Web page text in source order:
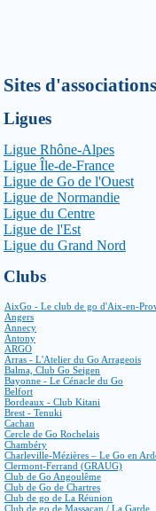
Sites
Ligues
Ligue Rhône-Alpes
Ligue Île-de-France
Ligue de Go de l'Ouest
Ligue de Normandie
Ligue du Centre
Ligue de l'Est
Ligue du Grand Nord
Clubs
AixGo - Le club de go d'Aix-en-
Angers
Annecy
Antony
ARGO
Arras - L'Atelier du Go Arrageois
Balma, Club Go Seigen
Bayonne - Le Cénacle du Go
Belfort
Bordeaux - Club Kitani
Brest - Tenuki
Cachan
Cercle de Go Rochelais
Chambéry
Charleville-Mézières – Le Go en
Clermont-Ferrand (GRAUG)
Club de Go Angoulême
Club de Go de Chartres
Club de go de La Réunion
Club de go de Massacan / La Garde